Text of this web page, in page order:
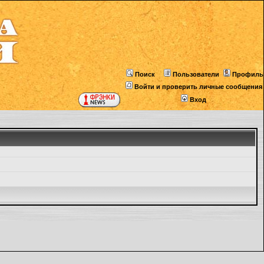
Поиск Пользователи
Профиль
Войти и проверить личные сообщения
Вход